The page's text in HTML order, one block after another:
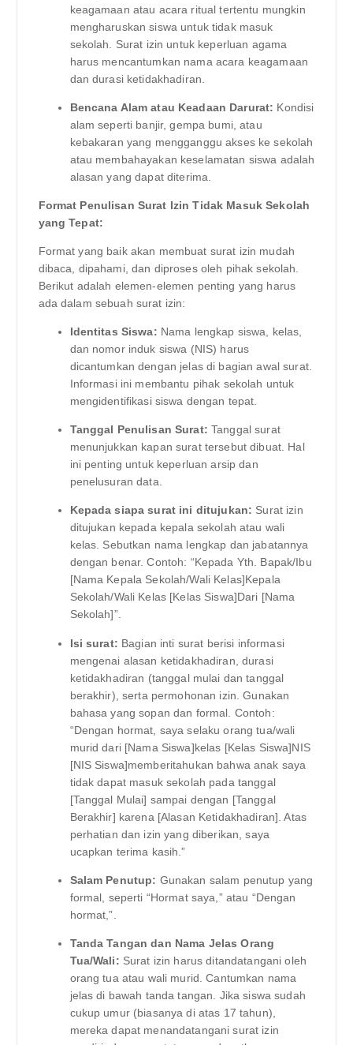
keagamaan atau acara ritual tertentu mungkin
mengharuskan siswa untuk tidak masuk
sekolah. Surat izin untuk keperluan agama
harus mencantumkan nama acara keagamaan
dan durasi ketidakhadiran.
Bencana Alam atau Keadaan Darurat: Kondisi
alam seperti banjir, gempa bumi, atau
kebakaran yang mengganggu akses ke sekolah
atau membahayakan keselamatan siswa adalah
alasan yang dapat diterima.
Format Penulisan Surat Izin Tidak Masuk Sekolah
yang Tepat:
Format yang baik akan membuat surat izin mudah
dibaca, dipahami, dan diproses oleh pihak sekolah.
Berikut adalah elemen-elemen penting yang harus
ada dalam sebuah surat izin:
Identitas Siswa: Nama lengkap siswa, kelas,
dan nomor induk siswa (NIS) harus
dicantumkan dengan jelas di bagian awal surat.
Informasi ini membantu pihak sekolah untuk
mengidentifikasi siswa dengan tepat.
Tanggal Penulisan Surat: Tanggal surat
menunjukkan kapan surat tersebut dibuat. Hal
ini penting untuk keperluan arsip dan
penelusuran data.
Kepada siapa surat ini ditujukan: Surat izin
ditujukan kepada kepala sekolah atau wali
kelas. Sebutkan nama lengkap dan jabatannya
dengan benar. Contoh: “Kepada Yth. Bapak/Ibu
[Nama Kepala Sekolah/Wali Kelas]Kepala
Sekolah/Wali Kelas [Kelas Siswa]Dari [Nama
Sekolah]”.
Isi surat: Bagian inti surat berisi informasi
mengenai alasan ketidakhadiran, durasi
ketidakhadiran (tanggal mulai dan tanggal
berakhir), serta permohonan izin. Gunakan
bahasa yang sopan dan formal. Contoh:
“Dengan hormat, saya selaku orang tua/wali
murid dari [Nama Siswa]kelas [Kelas Siswa]NIS
[NIS Siswa]memberitahukan bahwa anak saya
tidak dapat masuk sekolah pada tanggal
[Tanggal Mulai] sampai dengan [Tanggal
Berakhir] karena [Alasan Ketidakhadiran]. Atas
perhatian dan izin yang diberikan, saya
ucapkan terima kasih.”
Salam Penutup: Gunakan salam penutup yang
formal, seperti “Hormat saya,” atau “Dengan
hormat,”.
Tanda Tangan dan Nama Jelas Orang
Tua/Wali: Surat izin harus ditandatangani oleh
orang tua atau wali murid. Cantumkan nama
jelas di bawah tanda tangan. Jika siswa sudah
cukup umur (biasanya di atas 17 tahun),
mereka dapat menandatangani surat izin